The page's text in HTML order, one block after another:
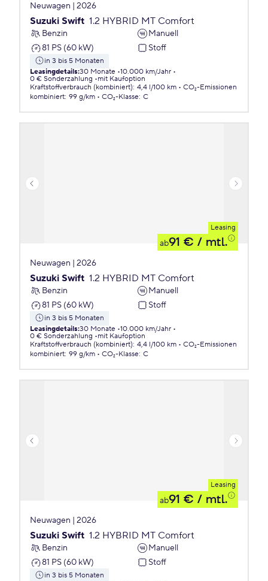
Neuwagen | 2026
Suzuki Swift 1.2 HYBRID MT Comfort
Benzin
Manuell
81 PS (60 kW)
Stoff
in 3 bis 5 Monaten
Leasingdetails:30 Monate 10.000 km/Jahr
0 € Sonderzahlung
mit Kaufoption
Kraftstoffverbrauch (kombiniert): 4,4 l/100 km
CO₂-Emissionen
kombiniert: 99 g/km CO₂-Klasse: C
Leasing
ab91 € / mtl.
Neuwagen | 2026
Suzuki Swift 1.2 HYBRID MT Comfort
Benzin
Manuell
81 PS (60 kW)
Stoff
in 3 bis 5 Monaten
Leasingdetails:30 Monate 10.000 km/Jahr
0 € Sonderzahlung
mit Kaufoption
Kraftstoffverbrauch (kombiniert): 4,4 l/100 km
CO₂-Emissionen
kombiniert: 99 g/km CO₂-Klasse: C
Leasing
ab91 € / mtl.
Neuwagen | 2026
Suzuki Swift 1.2 HYBRID MT Comfort
Benzin
Manuell
81 PS (60 kW)
Stoff
in 3 bis 5 Monaten